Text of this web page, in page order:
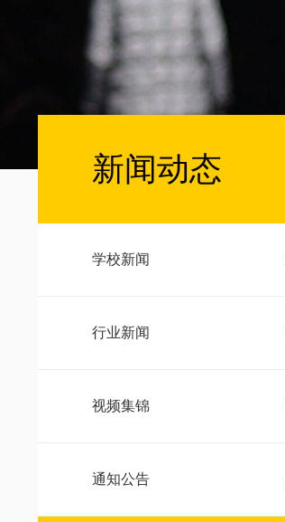
新闻动态
学校新闻
行业新闻
视频集锦
通知公告